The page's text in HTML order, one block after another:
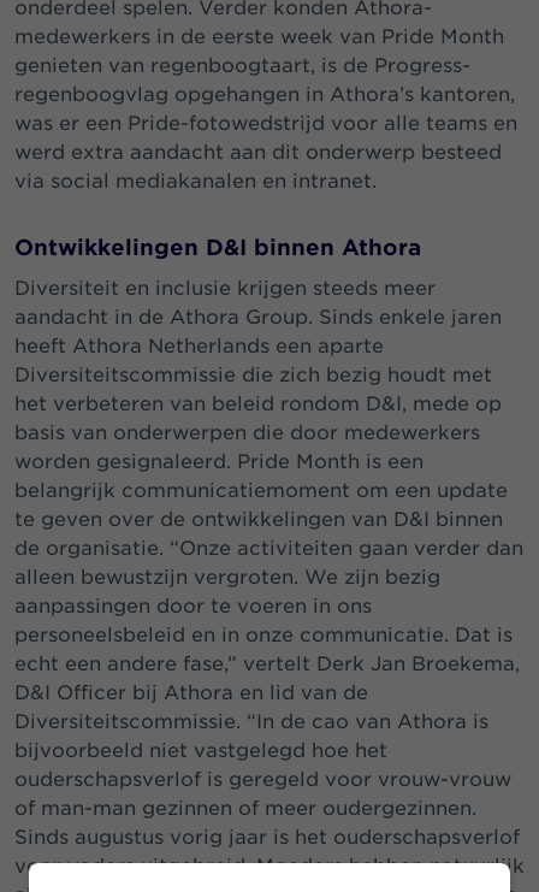
onderdeel spelen. Verder konden Athora-
medewerkers in de eerste week van Pride Month
genieten van regenboogtaart, is de Progress-
regenboogvlag opgehangen in Athora’s kantoren,
was er een Pride-fotowedstrijd voor alle teams en
werd extra aandacht aan dit onderwerp besteed
via social mediakanalen en intranet.
Ontwikkelingen D&I binnen Athora
Diversiteit en inclusie krijgen steeds meer
aandacht in de Athora Group. Sinds enkele jaren
heeft Athora Netherlands een aparte
Diversiteitscommissie die zich bezig houdt met
het verbeteren van beleid rondom D&I, mede op
basis van onderwerpen die door medewerkers
worden gesignaleerd. Pride Month is een
belangrijk communicatiemoment om een update
te geven over de ontwikkelingen van D&I binnen
de organisatie. “Onze activiteiten gaan verder dan
alleen bewustzijn vergroten. We zijn bezig
aanpassingen door te voeren in ons
personeelsbeleid en in onze communicatie. Dat is
echt een andere fase,” vertelt Derk Jan Broekema,
D&I Officer bij Athora en lid van de
Diversiteitscommissie. “In de cao van Athora is
bijvoorbeeld niet vastgelegd hoe het
ouderschapsverlof is geregeld voor vrouw-vrouw
of man-man gezinnen of meer oudergezinnen.
Sinds augustus vorig jaar is het ouderschapsverlof
voor vaders uitgebreid. Moeders hebben natuurlijk